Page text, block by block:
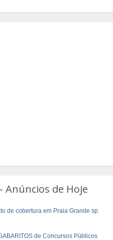
Anúncios de Hoje
de cobertura em Praia Grande sp
de Concursos Públicos